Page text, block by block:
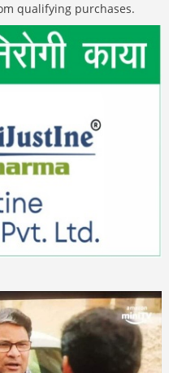
qualifying purchases.